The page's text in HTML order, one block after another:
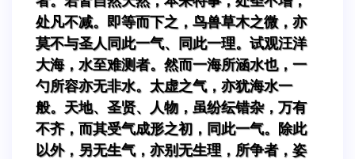
处凡不减。即等而下之，鸟兽草木之微，亦
莫不与圣人同此一气、同此一理。试观汪洋
大海，水至难测者。然而一海所涵水也，一
勺所容亦无非水。太虚之气，亦犹海水一
般。天地、圣贤、人物，虽纷纭错杂，万有
不齐，而其受气成形之初，同此一气。除此
以外，另无生气，亦别无生理，所争者，姿